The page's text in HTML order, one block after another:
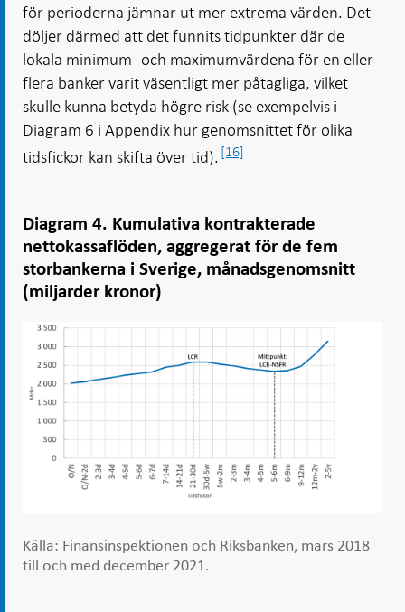
för perioderna jämnar ut mer extrema värden. Det
döljer därmed att det funnits tidpunkter där de
lokala minimum- och maximumvärdena för en eller
flera banker varit väsentligt mer påtagliga, vilket
skulle kunna betyda högre risk (se exempelvis i
Diagram 6 i Appendix hur genomsnittet för olika
tidsfickor kan skifta över tid). [16]
Diagram 4. Kumulativa kontrakterade
nettokassaflöden, aggregerat för de fem
storbankerna i Sverige, månadsgenomsnitt
(miljarder kronor)
Källa: Finansinspektionen och Riksbanken, mars 2018
till och med december 2021.